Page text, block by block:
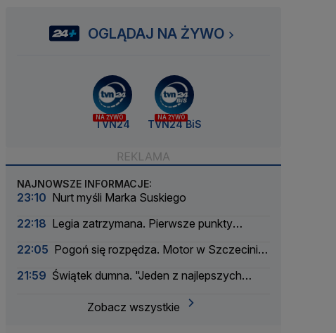
OGLĄDAJ NA ŻYWO
NA ŻYWO
TVN24
NA ŻYWO
TVN24 BiS
NAJNOWSZE INFORMACJE:
23:10 Nurt myśli Marka Suskiego
22:18 Legia zatrzymana. Pierwsze punkty
22:05 Pogoń się rozpędza. Motor w Szczecinie
21:59 Świątek dumna. "Jeden z najlepszych
Zobacz wszystkie